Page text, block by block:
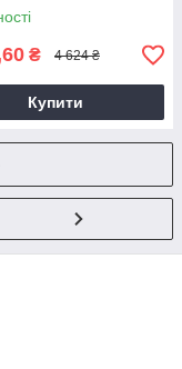
₴ 4 624 ₴
Купити